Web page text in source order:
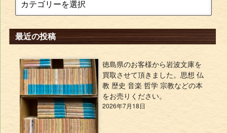
最近の投稿
徳島県のお客様から岩波文庫を
買取させて頂きました。思想 仏
教 歴史 音楽 哲学 宗教などの本
をお売りください。
2026年7月18日